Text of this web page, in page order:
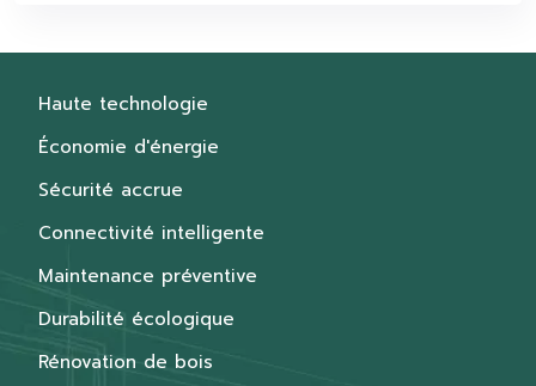
Haute technologie
Économie d'énergie
Sécurité accrue
Connectivité intelligente
Maintenance préventive
Durabilité écologique
Rénovation de bois